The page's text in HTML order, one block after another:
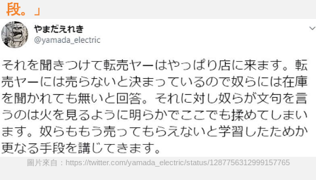
段。」
圖片來自：https://twitter.com/yamada_electric/status/1287756312999157765